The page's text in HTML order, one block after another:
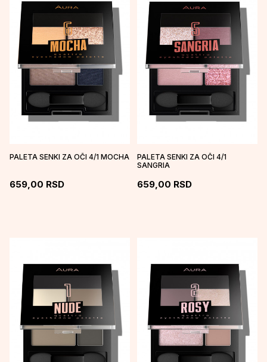
PALETA SENKI ZA OČI 4/1 MOCHA
659,00 RSD
PALETA SENKI ZA OČI 4/1
SANGRIA
659,00 RSD